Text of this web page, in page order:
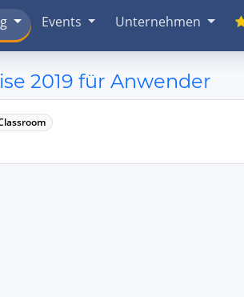
Events Unternehmen
2019 für Anwender